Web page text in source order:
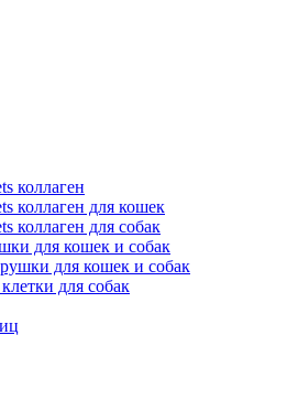
коллаген
коллаген для кошек
коллаген для собак
для кошек и собак
для кошек и собак
для собак